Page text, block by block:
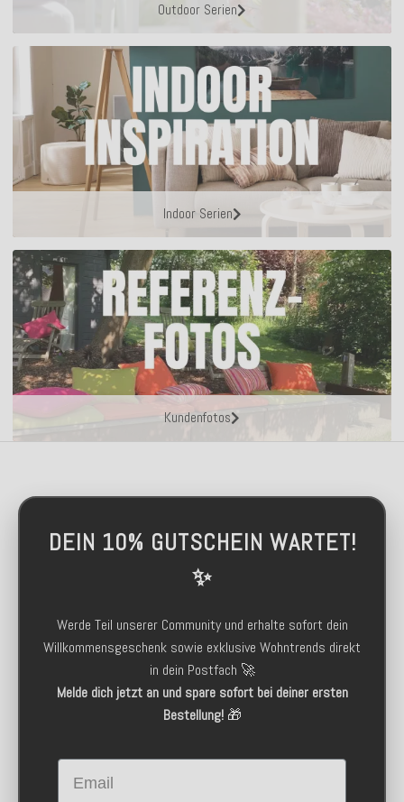
Outdoor Serien
Indoor Serien
Kundenfotos
DEIN 10% GUTSCHEIN WARTET!
✨
Werde Teil unserer Community und erhalte sofort dein
Willkommensgeschenk sowie exklusive Wohntrends direkt
in dein Postfach 🚀
Melde dich jetzt an und spare sofort bei deiner ersten
Bestellung!🎁
Email